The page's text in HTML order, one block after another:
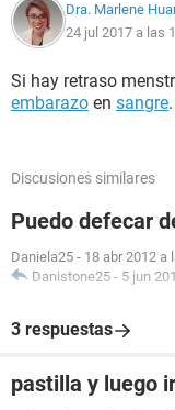
Dra. Marlene
24 jul 2017 a las
Si hay retraso
embarazo en sangre.
Discusiones similares
Puedo defecar
Daniela25 - 18 abr 2012 a
Danistone25 - 5 jun
3 respuestas
pastilla y luego